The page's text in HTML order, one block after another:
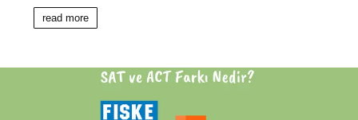
read more